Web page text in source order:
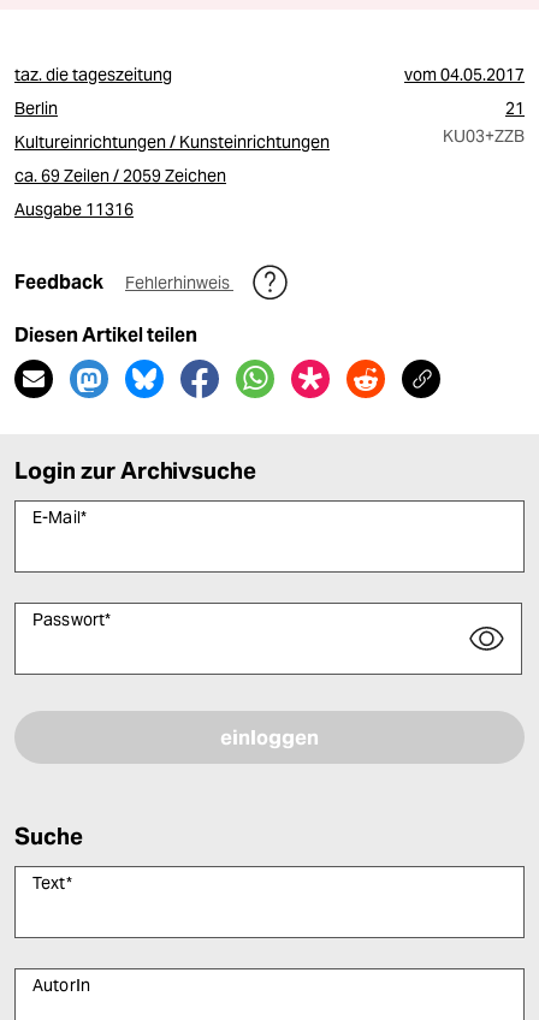
taz. die tageszeitung vom04.05.2017
Berlin
21
Kultureinrichtungen / Kunsteinrichtungen
KU03+ZZB
ca. 69 Zeilen / 2059 Zeichen
Ausgabe 11316
Feedback Fehlerhinweis
Diesen Artikel teilen
Login zur Archivsuche
E-Mail*
Passwort*
Suche
Text*
AutorIn